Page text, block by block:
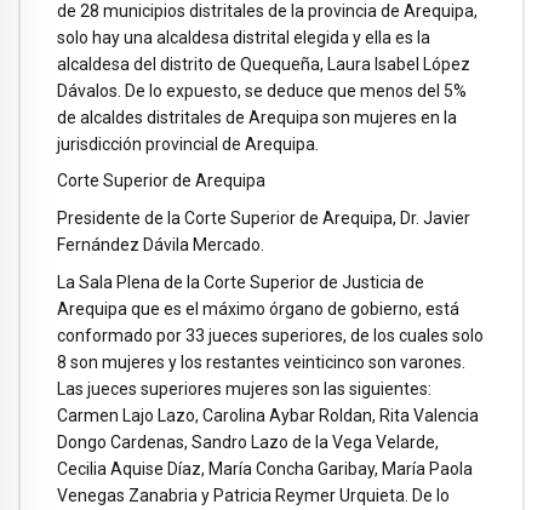
de 28 municipios distritales de la provincia de Arequipa,
solo hay una alcaldesa distrital elegida y ella es la
alcaldesa del distrito de Quequeña, Laura Isabel López
Dávalos. De lo expuesto, se deduce que menos del 5%
de alcaldes distritales de Arequipa son mujeres en la
jurisdicción provincial de Arequipa.
Corte Superior de Arequipa
Presidente de la Corte Superior de Arequipa, Dr. Javier
Fernández Dávila Mercado.
La Sala Plena de la Corte Superior de Justicia de
Arequipa que es el máximo órgano de gobierno, está
conformado por 33 jueces superiores, de los cuales solo
8 son mujeres y los restantes veinticinco son varones.
Las jueces superiores mujeres son las siguientes:
Carmen Lajo Lazo, Carolina Aybar Roldan, Rita Valencia
Dongo Cardenas, Sandro Lazo de la Vega Velarde,
Cecilia Aquise Díaz, María Concha Garibay, María Paola
Venegas Zanabria y Patricia Reymer Urquieta. De lo